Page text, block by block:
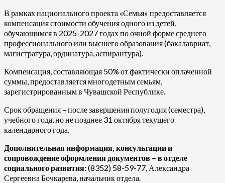
В рамках национального проекта «Семья» предоставляется
компенсация стоимости обучения одного из детей,
обучающимся в 2025-2027 годах по очной форме среднего
профессионального или высшего образования (бакалавриат,
магистратура, ординатура, аспирантура).
Компенсация, составляющая 50% от фактически оплаченной
суммы, предоставляется многодетным семьям,
зарегистрированным в Чувашской Республике.
Срок обращения – после завершения полугодия (семестра),
учебного года, но не позднее 31 октября текущего
календарного года.
Дополнительная информация, консультации и
сопровождение оформления документов – в отделе
социального развития:(8352) 58-59-77, Александра
Сергеевна Бочкарева, начальник отдела.